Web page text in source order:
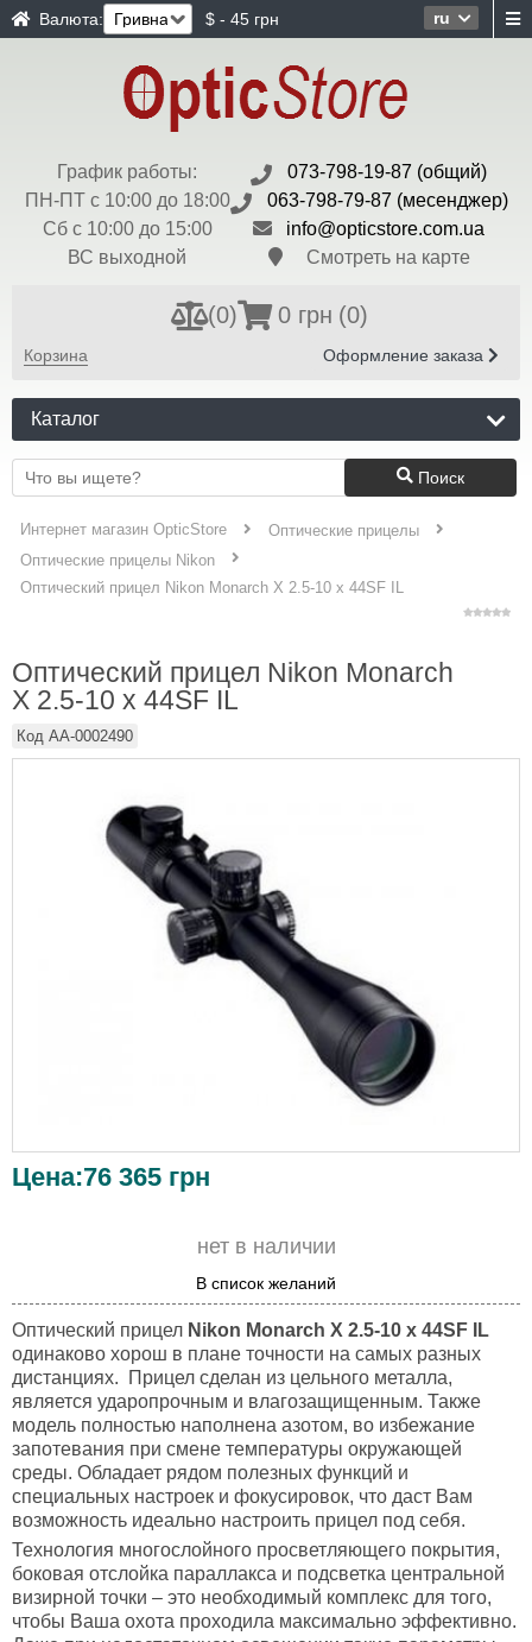
ru
Валюта: $ - 45 грн
График работы:
ПН-ПТ с 10:00 до 18:00
Сб с 10:00 до 15:00
ВС выходной
073-798-19-87 (общий)
063-798-79-87 (месенджер)
info@opticstore.com.ua
Смотреть на карте
(0) 0 грн (0)
Корзина Оформление заказа
Каталог
Поиск
Интернет магазин OpticStore
Оптические прицелы
Оптические прицелы Nikon
Оптический прицел Nikon Monarch X 2.5-10 x 44SF IL
Оптический прицел Nikon Monarch
X 2.5-10 x 44SF IL
Код AA-0002490
Цена:76 365 грн
нет в наличии
В список желаний
Оптический прицел Nikon Monarch X 2.5-10 x 44SF IL
одинаково хорош в плане точности на самых разных
дистанциях. Прицел сделан из цельного металла,
является ударопрочным и влагозащищенным. Также
модель полностью наполнена азотом, во избежание
запотевания при смене температуры окружающей
среды. Обладает рядом полезных функций и
специальных настроек и фокусировок, что даст Вам
возможность идеально настроить прицел под себя.
Технология многослойного просветляющего покрытия,
боковая отслойка параллакса и подсветка центральной
визирной точки – это необходимый комплекс для того,
чтобы Ваша охота проходила максимально эффективно.